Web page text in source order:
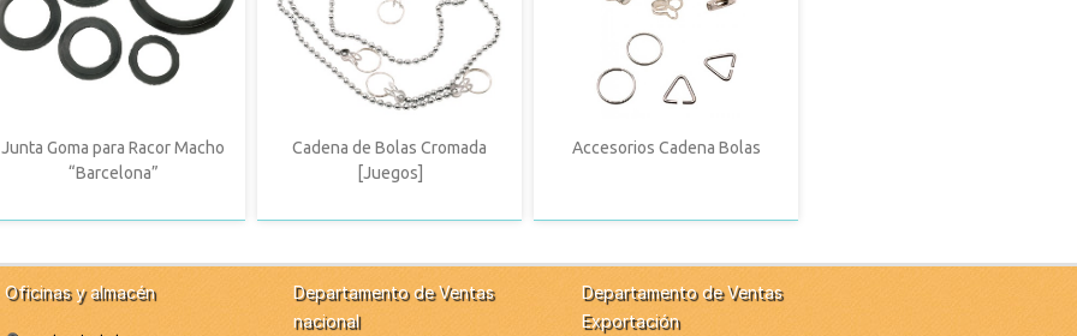
Junta Goma para Racor Macho
“Barcelona”
Cadena de Bolas Cromada
[Juegos]
Accesorios Cadena Bolas
Oficinas y almacén
Departamento de Ventas
nacional
Departamento de Ventas
Exportación